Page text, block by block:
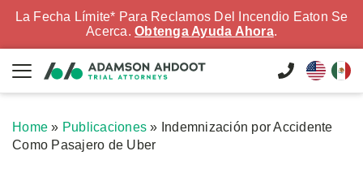
La Fecha Límite* Para Reclamos Del Incendio Eaton Se
Acerca. Obtenga Ayuda Ahora.
Home » Publicaciones » Indemnización por Accidente
Como Pasajero de Uber